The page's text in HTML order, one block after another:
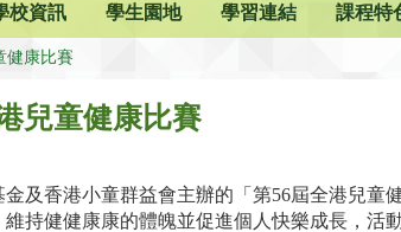
校資訊 學生園地 學習連結 課程特
健康比賽
兒童健康比賽
金及香港小童群益會主辦的「第56屆全港兒
維持健健康康的體魄並促進個人快樂成長，